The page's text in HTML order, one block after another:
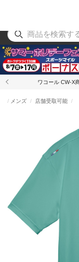
ア
ワコール CW-X
メンズ 店舗受取可能